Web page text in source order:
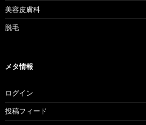
美容皮膚科
脱毛
メタ情報
ログイン
投稿フィード